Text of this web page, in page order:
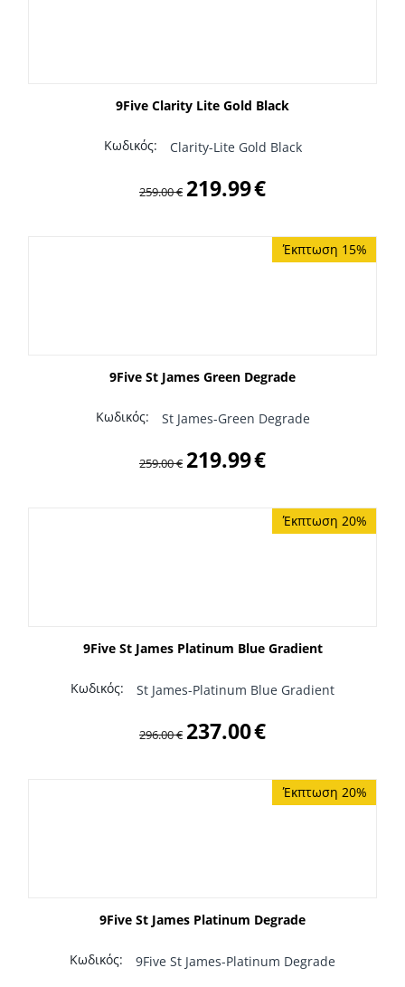
9Five Clarity Lite Gold Black
Κωδικός: Clarity-Lite Gold Black
259.00€ 219.99€
Έκπτωση 15%
9Five St James Green Degrade
Κωδικός: St James-Green Degrade
259.00€ 219.99€
Έκπτωση 20%
9Five St James Platinum Blue Gradient
Κωδικός: St James-Platinum Blue Gradient
296.00€ 237.00€
Έκπτωση 20%
9Five St James Platinum Degrade
Κωδικός: 9Five St James-Platinum Degrade